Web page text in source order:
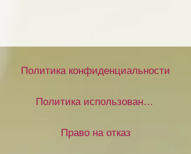
Политика конфиденциальности
Политика использования файлов cookie
Право на отказ